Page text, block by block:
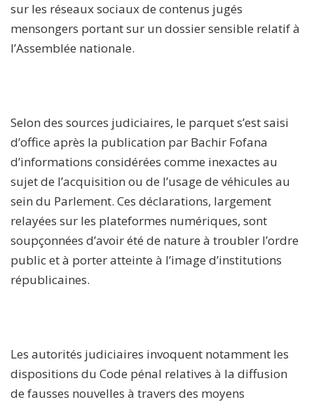
sur les réseaux sociaux de contenus jugés
mensongers portant sur un dossier sensible relatif à
l’Assemblée nationale.
Selon des sources judiciaires, le parquet s’est saisi
d’office après la publication par Bachir Fofana
d’informations considérées comme inexactes au
sujet de l’acquisition ou de l’usage de véhicules au
sein du Parlement. Ces déclarations, largement
relayées sur les plateformes numériques, sont
soupçonnées d’avoir été de nature à troubler l’ordre
public et à porter atteinte à l’image d’institutions
républicaines.
Les autorités judiciaires invoquent notamment les
dispositions du Code pénal relatives à la diffusion
de fausses nouvelles à travers des moyens